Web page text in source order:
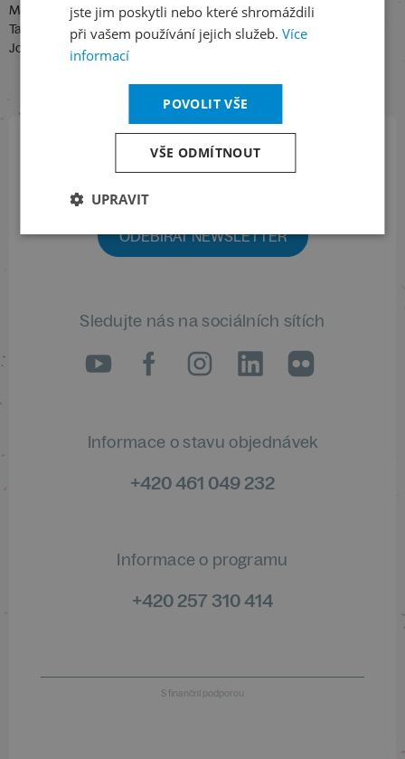
Martin Kasík – klavír
Taipei Sinfonietta and Philharmonic Orchestra
John van Deursen, Tien-Chi Lin – dirigenti
Přihlaste se k našemu newsletteru
ODEBÍRAT NEWSLETTER
Sledujte nás na sociálních sítích
LinkedIn
flickr
Informace o stavu objednávek
+420 461 049 232
Informace o programu
+420 257 310 414
S finanční podporou
jste jim poskytli nebo které shromáždili
při vašem používání jejich služeb. Více
informací
POVOLIT VŠE
VŠE ODMÍTNOUT
UPRAVIT